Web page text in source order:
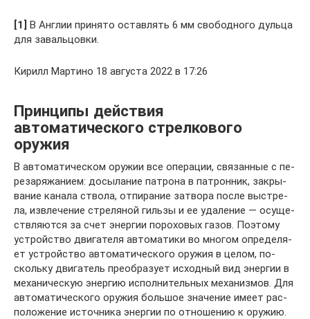
[1] В Англии принято оставлять 6 мм свободного дульца
для завальцовки.
Кирилл Мартино 18 августа 2022 в 17:26
Принципы действия
автоматического стрелкового
оружия
В ав­то­ма­ти­че­ском ору­жии все опе­ра­ции, свя­зан­ные с пе­
ре­за­ря­жа­ни­ем: до­сы­ла­ние па­тро­на в па­трон­ник, за­кры­
ва­ние ка­на­ла ство­ла, от­пи­ра­ние за­тво­ра по­сле вы­стре­
ла, из­вле­че­ние стре­ля­ной гиль­зы и ее уда­ле­ние — осу­ще­
ст­в­ля­ют­ся за счет энер­гии по­ро­хо­вых га­зов. По­это­му
уст­рой­ст­во дви­га­те­ля ав­то­ма­ти­ки во мно­гом оп­ре­де­ля­
ет уст­рой­ст­во ав­то­ма­ти­че­ско­го ору­жия в це­лом, по­
сколь­ку дви­га­тель пре­об­ра­зу­ет ис­ход­ный вид энер­гии в
ме­ха­ни­че­скую энер­гию ис­пол­ни­тель­ных ме­ха­низ­мов. Для
ав­то­ма­ти­че­ско­го ору­жия боль­шое зна­че­ние име­ет рас­
по­ло­же­ние ис­точ­ни­ка энер­гии по от­но­ше­нию к ору­жию.